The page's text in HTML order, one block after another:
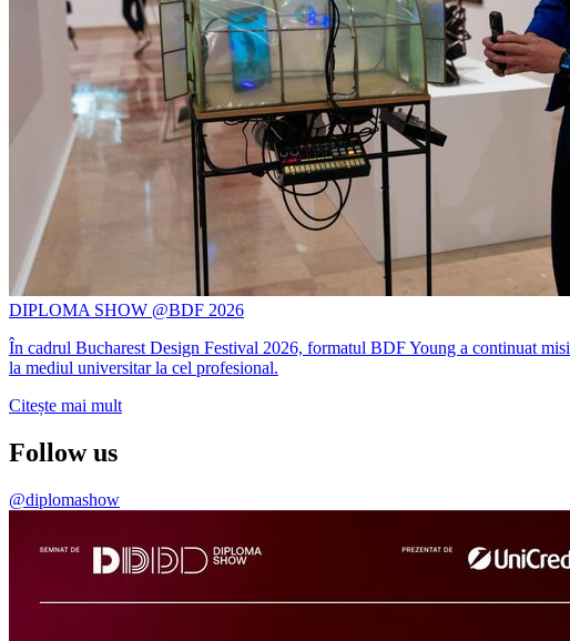
DIPLOMA SHOW @BDF 2026
În cadrul Bucharest Design Festival 2026, formatul BDF Young a continuat
la mediul universitar la cel profesional.
Citește mai mult
Follow us
@diplomashow